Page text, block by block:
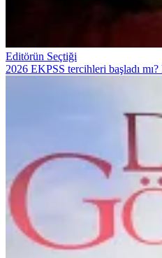
Editörün Seçtiği
2026 EKPSS tercihleri başladı